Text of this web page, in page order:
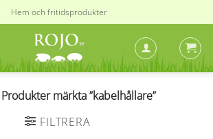
Hem och fritidsprodukter
Produkter märkta ”kabelhållare”
FILTRERA